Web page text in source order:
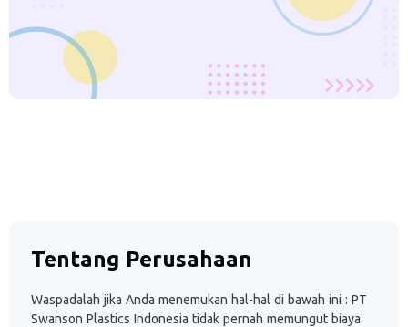
Tentang Perusahaan
Waspadalah jika Anda menemukan hal-hal di bawah ini : PT
Swanson Plastics Indonesia tidak pernah memungut biaya